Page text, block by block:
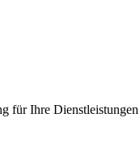
für Ihre